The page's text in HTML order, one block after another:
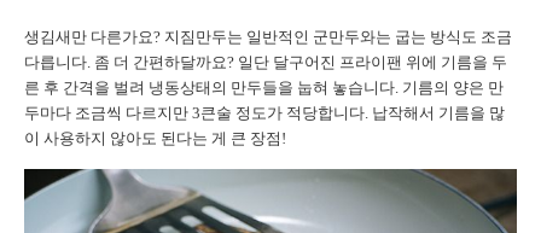
생김새만 다른가요? 지짐만두는 일반적인 군만두와는 굽는 방식도 조금
다릅니다. 좀 더 간편하달까요? 일단 달구어진 프라이팬 위에 기름을 두
른 후 간격을 벌려 냉동상태의 만두들을 눕혀 놓습니다. 기름의 양은 만
두마다 조금씩 다르지만 3큰술 정도가 적당합니다. 납작해서 기름을 많
이 사용하지 않아도 된다는 게 큰 장점!